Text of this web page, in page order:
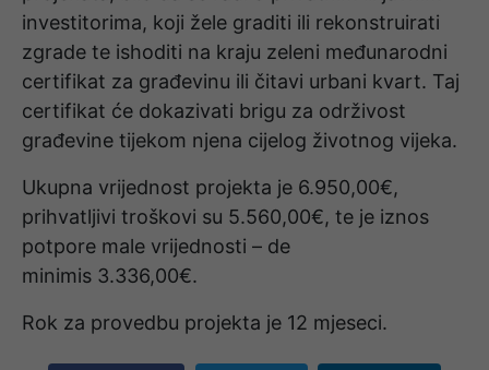
investitorima, koji žele graditi ili rekonstruirati
zgrade te ishoditi na kraju zeleni međunarodni
certifikat za građevinu ili čitavi urbani kvart. Taj
certifikat će dokazivati brigu za održivost
građevine tijekom njena cijelog životnog vijeka.
Ukupna vrijednost projekta je 6.950,00€,
prihvatljivi troškovi su 5.560,00€, te je iznos
potpore male vrijednosti – de
minimis 3.336,00€.
Rok za provedbu projekta je 12 mjeseci.